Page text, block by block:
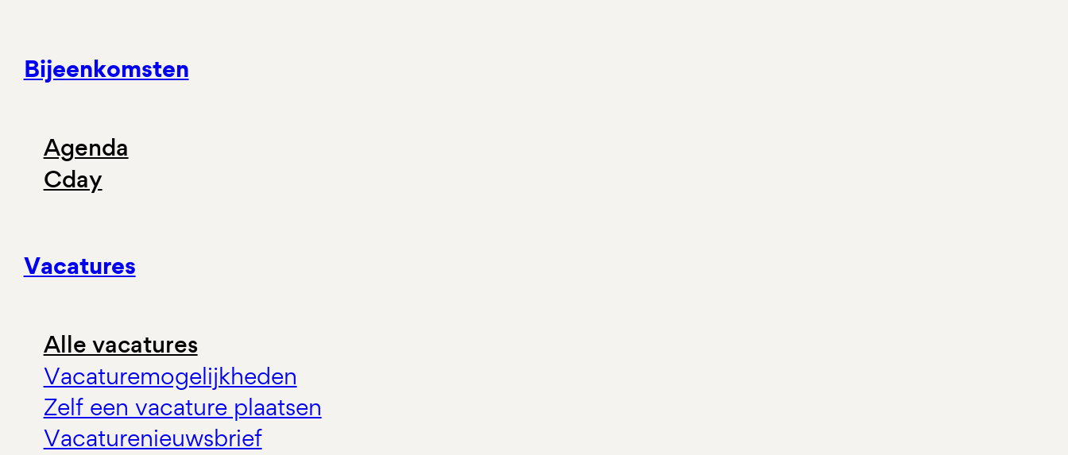
Bijeenkomsten
Agenda
Cday
Vacatures
Alle vacatures
Vacaturemogelijkheden
Zelf een vacature plaatsen
Vacaturenieuwsbrief